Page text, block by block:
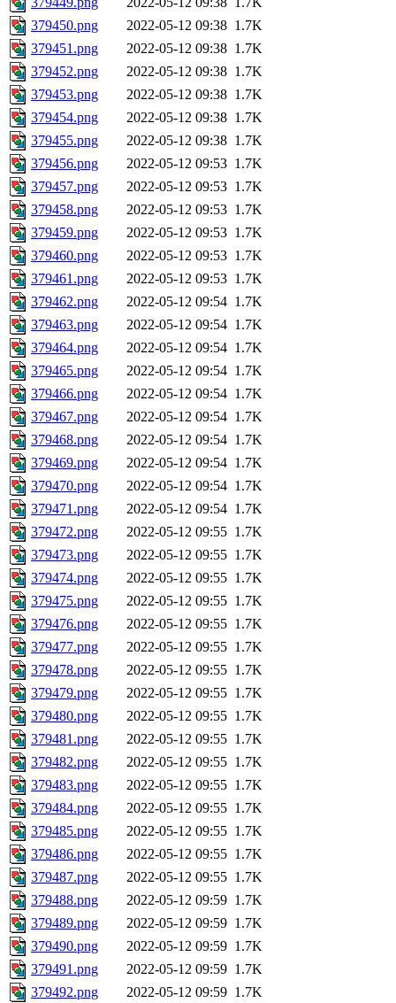
379450.png
2022-05-12 09:38 1.7K
379451.png
2022-05-12 09:38 1.7K
379452.png
2022-05-12 09:38 1.7K
379453.png
2022-05-12 09:38 1.7K
379454.png
2022-05-12 09:38 1.7K
379455.png
2022-05-12 09:38 1.7K
379456.png
2022-05-12 09:53 1.7K
379457.png
2022-05-12 09:53 1.7K
379458.png
2022-05-12 09:53 1.7K
379459.png
2022-05-12 09:53 1.7K
379460.png
2022-05-12 09:53 1.7K
379461.png
2022-05-12 09:53 1.7K
379462.png
2022-05-12 09:54 1.7K
379463.png
2022-05-12 09:54 1.7K
379464.png
2022-05-12 09:54 1.7K
379465.png
2022-05-12 09:54 1.7K
379466.png
2022-05-12 09:54 1.7K
379467.png
2022-05-12 09:54 1.7K
379468.png
2022-05-12 09:54 1.7K
379469.png
2022-05-12 09:54 1.7K
379470.png
2022-05-12 09:54 1.7K
379471.png
2022-05-12 09:54 1.7K
379472.png
2022-05-12 09:55 1.7K
379473.png
2022-05-12 09:55 1.7K
379474.png
2022-05-12 09:55 1.7K
379475.png
2022-05-12 09:55 1.7K
379476.png
2022-05-12 09:55 1.7K
379477.png
2022-05-12 09:55 1.7K
379478.png
2022-05-12 09:55 1.7K
379479.png
2022-05-12 09:55 1.7K
379480.png
2022-05-12 09:55 1.7K
379481.png
2022-05-12 09:55 1.7K
379482.png
2022-05-12 09:55 1.7K
379483.png
2022-05-12 09:55 1.7K
379484.png
2022-05-12 09:55 1.7K
379485.png
2022-05-12 09:55 1.7K
379486.png
2022-05-12 09:55 1.7K
379487.png
2022-05-12 09:55 1.7K
379488.png
2022-05-12 09:59 1.7K
379489.png
2022-05-12 09:59 1.7K
379490.png
2022-05-12 09:59 1.7K
379491.png
2022-05-12 09:59 1.7K
379492.png
2022-05-12 09:59 1.7K